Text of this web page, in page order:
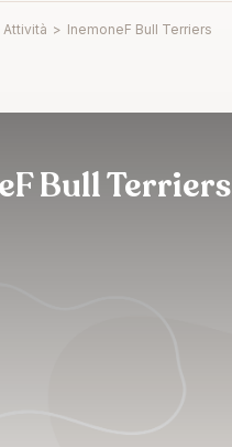
Attività > InemoneF Bull Terriers
Bull Terriers